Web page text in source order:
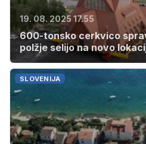
19. 08. 2025 17.55
600-tonsko cerkvico
polžje selijo na novo
SLOVENIJA